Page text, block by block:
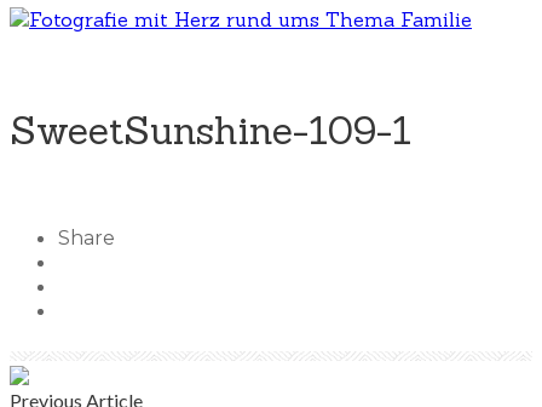
SweetSunshine-109-1
Share
Previous Article